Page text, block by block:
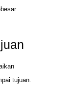
tujuan.